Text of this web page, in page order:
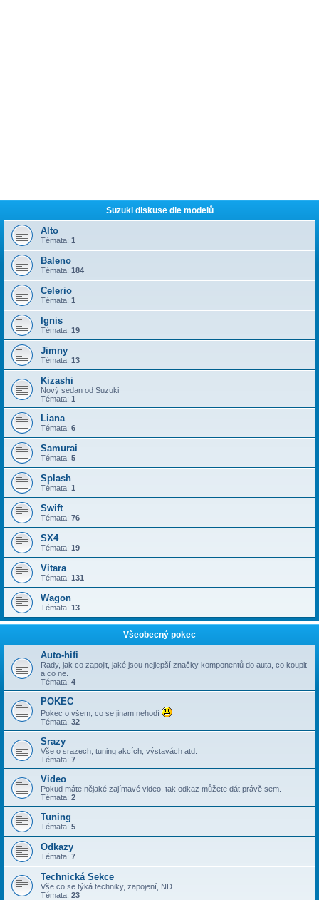
Suzuki diskuse dle modelů
Alto
Témata: 1
Baleno
Témata: 184
Celerio
Témata: 1
Ignis
Témata: 19
Jimny
Témata: 13
Kizashi
Nový sedan od Suzuki
Témata: 1
Liana
Témata: 6
Samurai
Témata: 5
Splash
Témata: 1
Swift
Témata: 76
SX4
Témata: 19
Vitara
Témata: 131
Wagon
Témata: 13
Všeobecný pokec
Auto-hifi
Rady, jak co zapojit, jaké jsou nejlepší značky komponentů do auta, co koupit
a co ne.
Témata: 4
POKEC
Pokec o všem, co se jinam nehodí
Témata: 32
Srazy
Vše o srazech, tuning akcích, výstavách atd.
Témata: 7
Video
Pokud máte nějaké zajímavé video, tak odkaz můžete dát právě sem.
Témata: 2
Tuning
Témata: 5
Odkazy
Témata: 7
Technická Sekce
Vše co se týká techniky, zapojení, ND
Témata: 23